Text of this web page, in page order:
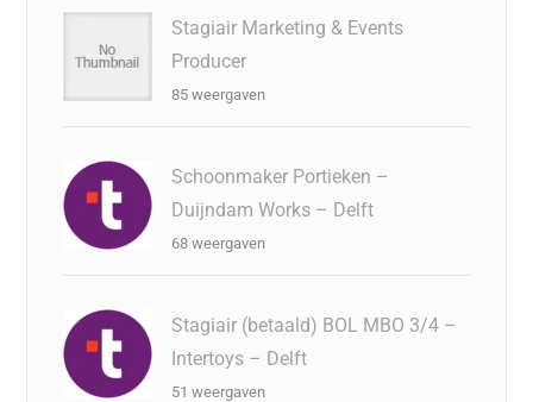
Stagiair Marketing & Events
Producer
85 weergaven
Schoonmaker Portieken –
Duijndam Works – Delft
68 weergaven
Stagiair (betaald) BOL MBO 3/4 –
Intertoys – Delft
51 weergaven